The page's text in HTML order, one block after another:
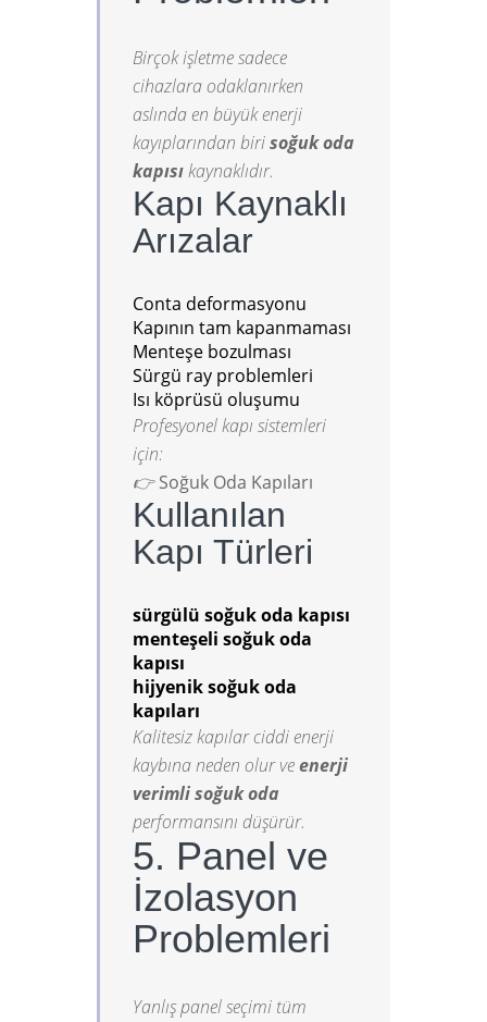
Birçok işletme sadece
cihazlara odaklanırken
aslında en büyük enerji
kayıplarından birisoğuk oda
kapısıkaynaklıdır.
Kapı Kaynaklı
Arızalar
Conta deformasyonu
Kapının tam kapanmaması
Menteşe bozulması
Sürgü ray problemleri
Isı köprüsü oluşumu
Profesyonel kapı sistemleri
için:
👉Soğuk Oda Kapıları
Kullanılan
Kapı Türleri
sürgülü soğuk oda kapısı
menteşeli soğuk oda
kapısı
hijyenik soğuk oda
kapıları
Kalitesiz kapılar ciddi enerji
kaybına neden olur veenerji
verimli soğuk oda
performansını düşürür.
5. Panel ve
İzolasyon
Problemleri
Yanlış panel seçimi tüm